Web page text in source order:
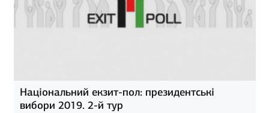
Національний екзит-пол: президентські
вибори 2019. 2-й тур